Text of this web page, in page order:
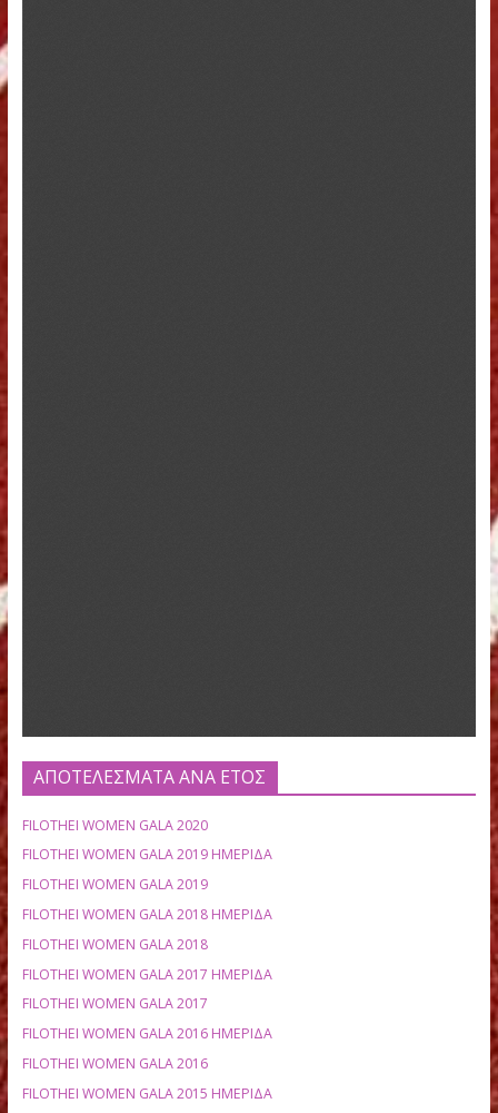
ΑΠΟΤΕΛΕΣΜΑΤΑ ΑΝΑ ΕΤΟΣ
FILOTHEI WOMEN GALA 2020
FILOTHEI WOMEN GALA 2019 ΗΜΕΡΙΔΑ
FILOTHEI WOMEN GALA 2019